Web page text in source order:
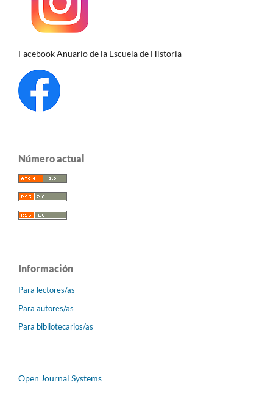
Facebook Anuario de la Escuela de Historia
Número actual
Información
Para lectores/as
Para autores/as
Para bibliotecarios/as
Open Journal Systems